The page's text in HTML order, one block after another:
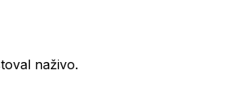
naživo.